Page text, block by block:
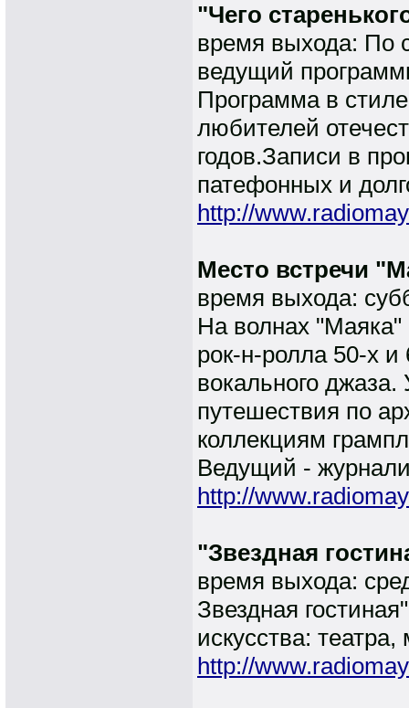
"Чего
время выхода: По
ведущий
Программа в
любителей
годов.Записи в
патефонных и
http://
Место встречи
время выхода:
На волнах
рок-н-ролла 50-х
вокального
путешествия по
коллекциям
Ведущий -
http://
"Звездная
время выхода:
Звездная
искусства:
http://